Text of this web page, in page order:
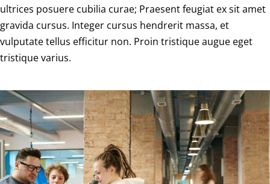
ultrices posuere cubilia curae; Praesent feugiat ex sit amet
gravida cursus. Integer cursus hendrerit massa, et
vulputate tellus efficitur non. Proin tristique augue eget
tristique varius.